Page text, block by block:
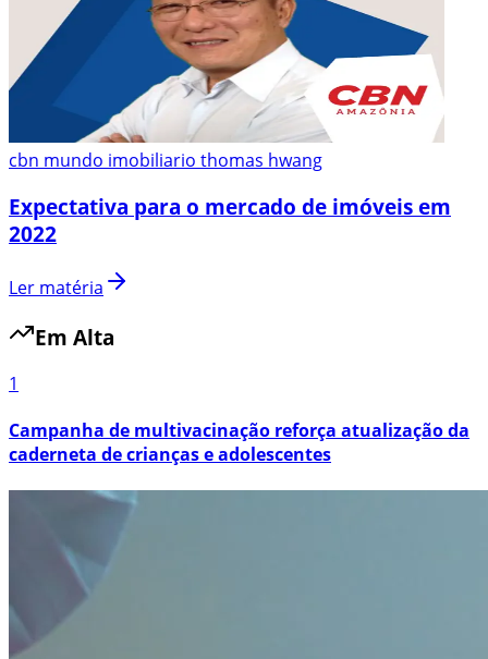
cbn mundo imobiliario thomas hwang
Expectativa para o mercado de imóveis em
2022
Ler matéria
Em Alta
1
Campanha de multivacinação reforça atualização da
caderneta de crianças e adolescentes